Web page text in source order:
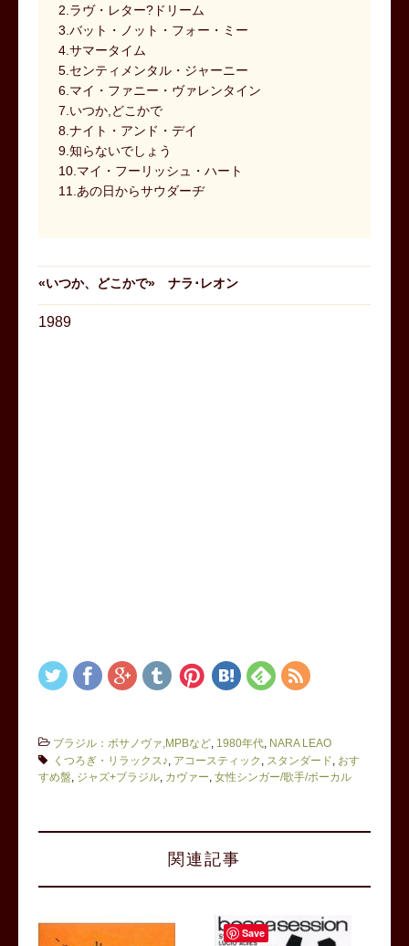
2.ラヴ・レター?ドリーム
3.バット・ノット・フォー・ミー
4.サマータイム
5.センティメンタル・ジャーニー
6.マイ・ファニー・ヴァレンタイン
7.いつか,どこかで
8.ナイト・アンド・デイ
9.知らないでしょう
10.マイ・フーリッシュ・ハート
11.あの日からサウダーヂ
«いつか、どこかで» ナラ･レオン
1989
ブラジル：ボサノヴァ,MPBなど, 1980年代, NARA LEAO
くつろぎ・リラックス♪, アコースティック , スタンダード, おす
すめ盤, ジャズ+ブラジル, カヴァー,女性シンガー/歌手/ボーカル
関連記事
Save